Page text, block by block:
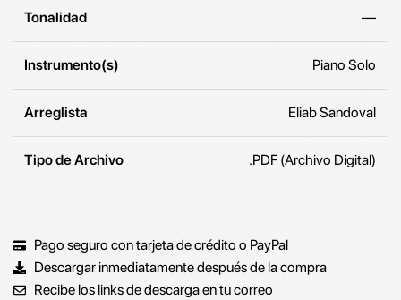
Tonalidad —
Instrumento(s) Piano Solo
Arreglista Eliab Sandoval
Tipo de Archivo .PDF (Archivo Digital)
Pago seguro con tarjeta de crédito o PayPal
Descargar inmediatamente después de la compra
Recibe los links de descarga en tu correo